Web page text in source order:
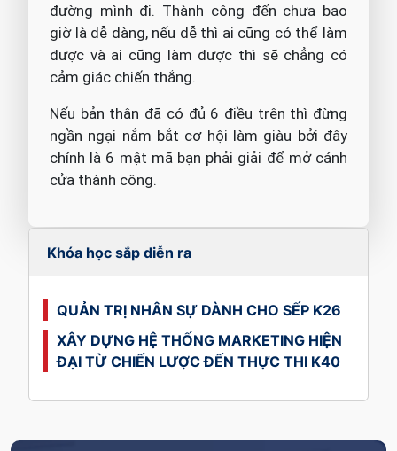
đường mình đi. Thành công đến chưa bao
giờ là dễ dàng, nếu dễ thì ai cũng có thể làm
được và ai cũng làm được thì sẽ chẳng có
cảm giác chiến thắng.
Nếu bản thân đã có đủ 6 điều trên thì đừng
ngần ngại nắm bắt cơ hội làm giàu bởi đây
chính là 6 mật mã bạn phải giải để mở cánh
cửa thành công.
Khóa học sắp diễn ra
QUẢN TRỊ NHÂN SỰ DÀNH CHO SẾP K26
XÂY DỰNG HỆ THỐNG MARKETING HIỆN
ĐẠI TỪ CHIẾN LƯỢC ĐẾN THỰC THI K40